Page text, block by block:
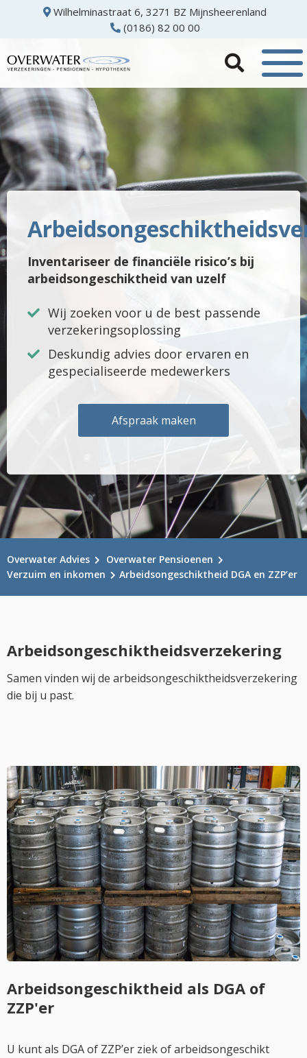
Wilhelminastraat 6, 3271 BZ Mijnsheerenland
(0186) 82 00 00
Inventariseer de financiële risico’s bij
arbeidsongeschiktheid van uzelf
Wij zoeken voor u de best passende
verzekeringsoplossing
Deskundig advies door ervaren en
gespecialiseerde medewerkers
Afspraak maken
Overwater Advies
Overwater Pensioenen
Verzuim en inkomen
Arbeidsongeschiktheid DGA en ZZP’er
Arbeidsongeschiktheidsverzekering
Samen vinden wij de arbeidsongeschiktheidsverzekering
die bij u past.
Arbeidsongeschiktheid als DGA of
ZZP'er
U kunt als DGA of ZZP’er ziek of arbeidsongeschikt